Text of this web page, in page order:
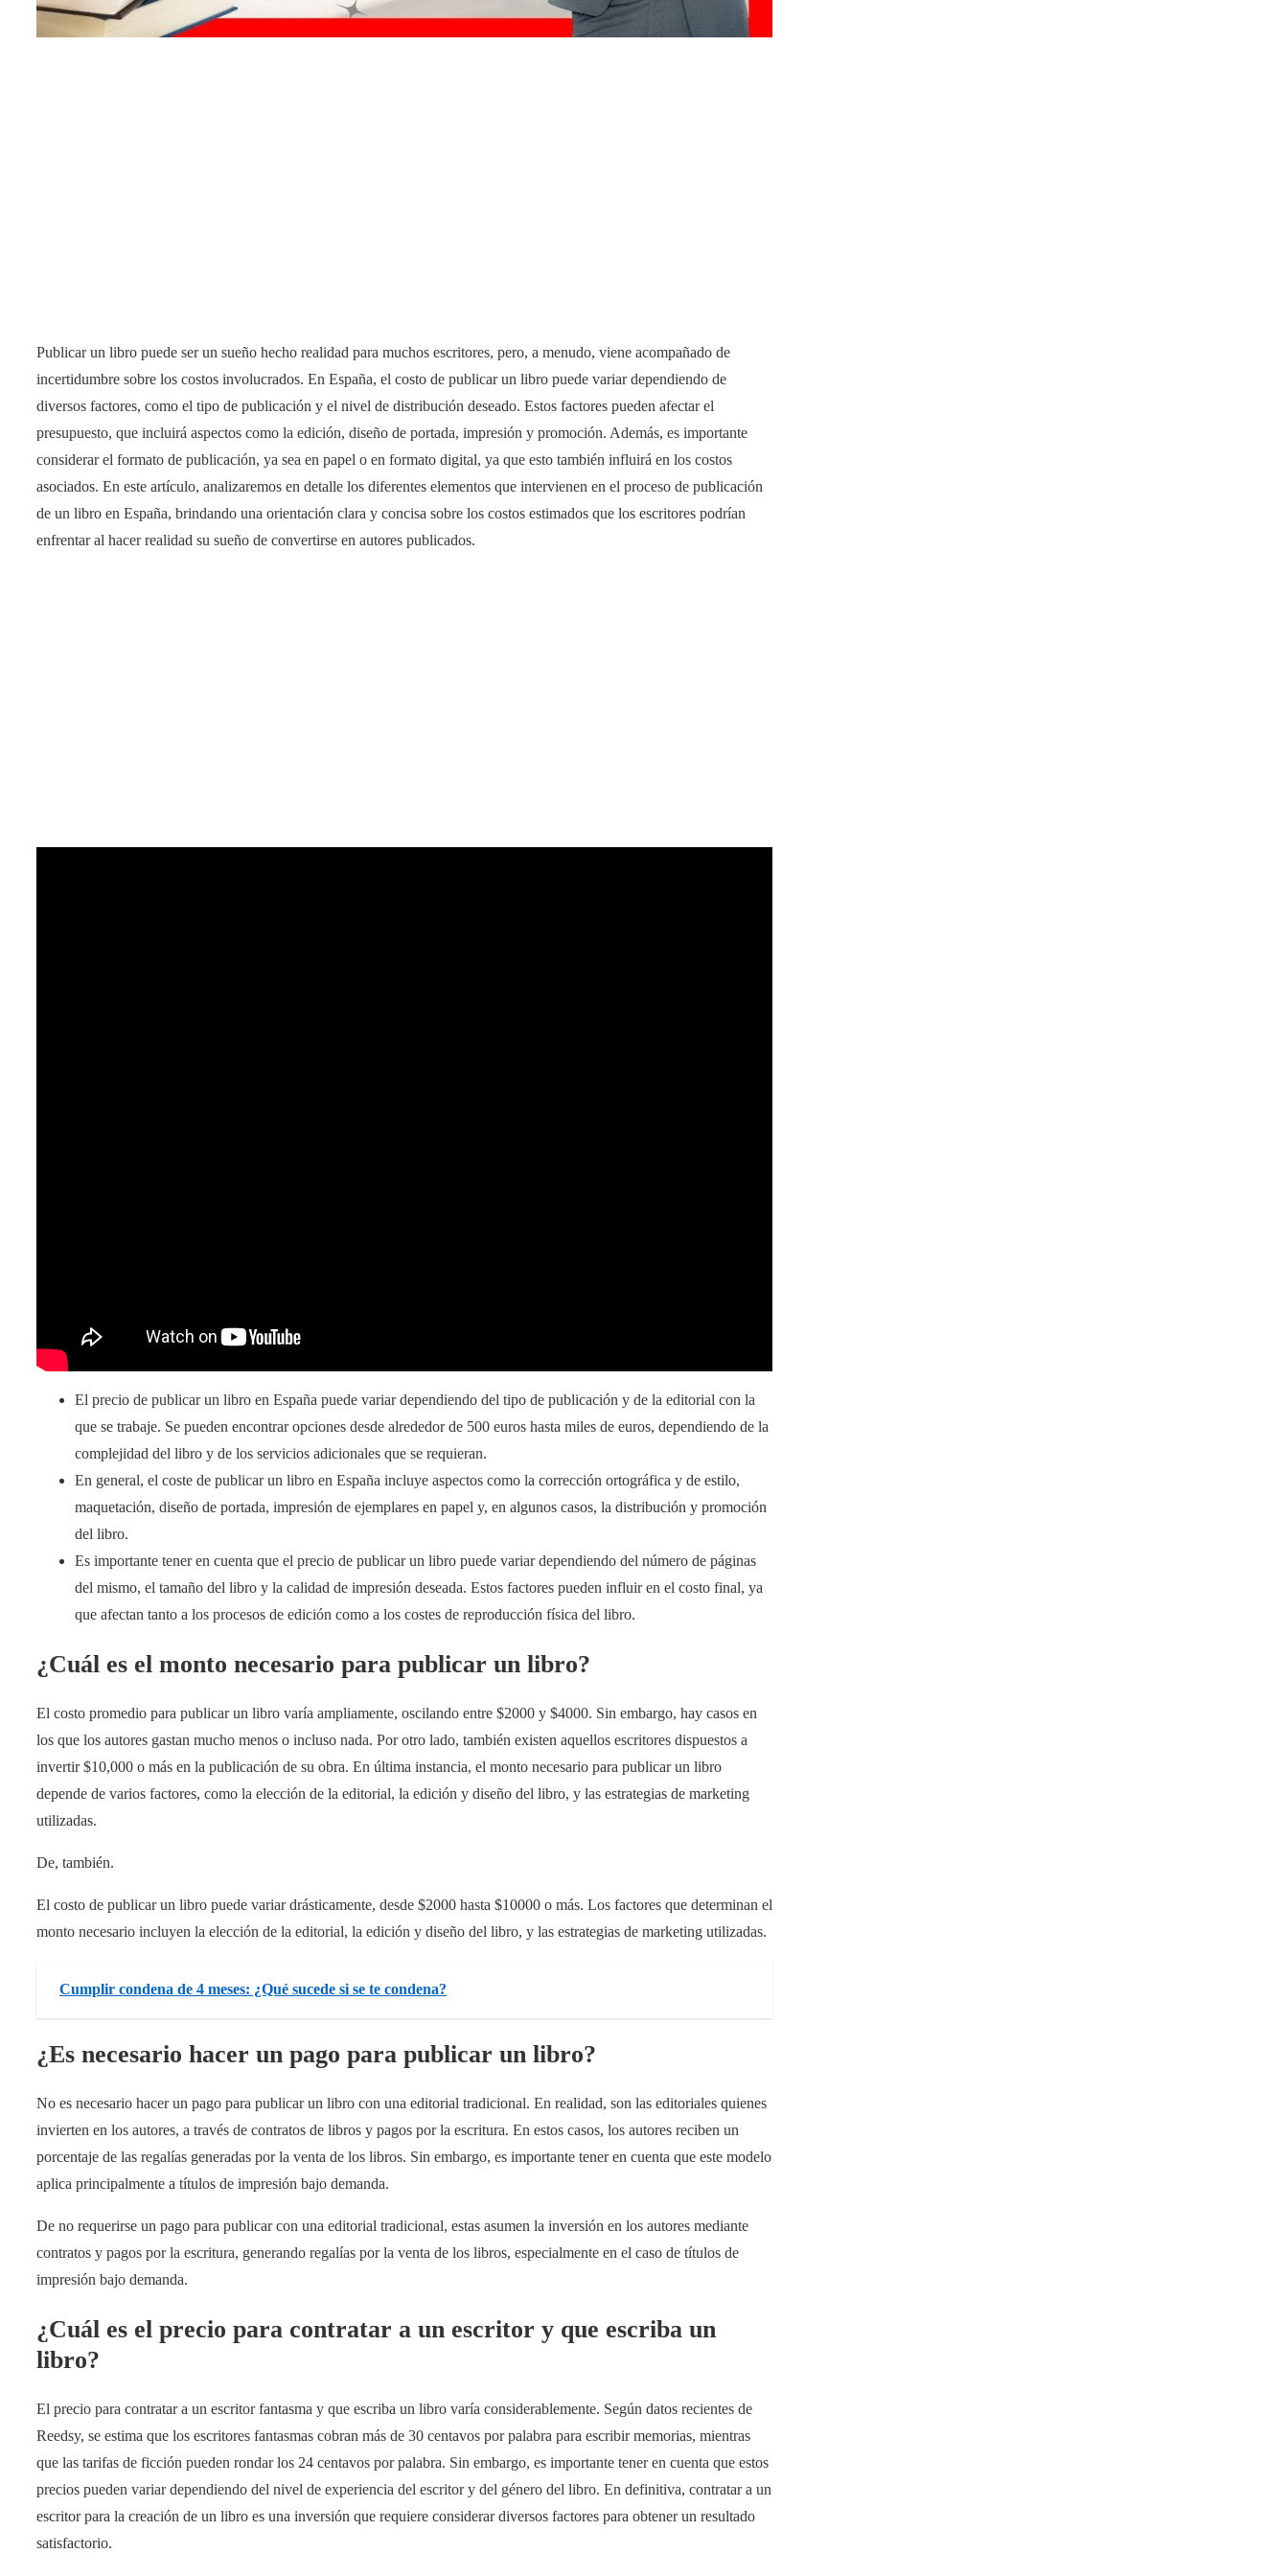
Publicar un libro puede ser un sueño hecho realidad para muchos escritores, pero, a menudo, viene acompañado de
incertidumbre sobre los costos involucrados. En España, el costo de publicar un libro puede variar dependiendo de
diversos factores, como el tipo de publicación y el nivel de distribución deseado. Estos factores pueden afectar el
presupuesto, que incluirá aspectos como la edición, diseño de portada, impresión y promoción. Además, es importante
considerar el formato de publicación, ya sea en papel o en formato digital, ya que esto también influirá en los costos
asociados. En este artículo, analizaremos en detalle los diferentes elementos que intervienen en el proceso de publicación
de un libro en España, brindando una orientación clara y concisa sobre los costos estimados que los escritores podrían
enfrentar al hacer realidad su sueño de convertirse en autores publicados.
El precio de publicar un libro en España puede variar dependiendo del tipo de publicación y de la editorial con la
que se trabaje. Se pueden encontrar opciones desde alrededor de 500 euros hasta miles de euros, dependiendo de la
complejidad del libro y de los servicios adicionales que se requieran.
En general, el coste de publicar un libro en España incluye aspectos como la corrección ortográfica y de estilo,
maquetación, diseño de portada, impresión de ejemplares en papel y, en algunos casos, la distribución y promoción
del libro.
Es importante tener en cuenta que el precio de publicar un libro puede variar dependiendo del número de páginas
del mismo, el tamaño del libro y la calidad de impresión deseada. Estos factores pueden influir en el costo final, ya
que afectan tanto a los procesos de edición como a los costes de reproducción física del libro.
¿Cuál es el monto necesario para publicar un libro?
El costo promedio para publicar un libro varía ampliamente, oscilando entre $2000 y $4000. Sin embargo, hay casos en
los que los autores gastan mucho menos o incluso nada. Por otro lado, también existen aquellos escritores dispuestos a
invertir $10,000 o más en la publicación de su obra. En última instancia, el monto necesario para publicar un libro
depende de varios factores, como la elección de la editorial, la edición y diseño del libro, y las estrategias de marketing
utilizadas.
De, también.
El costo de publicar un libro puede variar drásticamente, desde $2000 hasta $10000 o más. Los factores que determinan el
monto necesario incluyen la elección de la editorial, la edición y diseño del libro, y las estrategias de marketing utilizadas.
Cumplir condena de 4 meses: ¿Qué sucede si se te condena?
¿Es necesario hacer un pago para publicar un libro?
No es necesario hacer un pago para publicar un libro con una editorial tradicional. En realidad, son las editoriales quienes
invierten en los autores, a través de contratos de libros y pagos por la escritura. En estos casos, los autores reciben un
porcentaje de las regalías generadas por la venta de los libros. Sin embargo, es importante tener en cuenta que este modelo
aplica principalmente a títulos de impresión bajo demanda.
De no requerirse un pago para publicar con una editorial tradicional, estas asumen la inversión en los autores mediante
contratos y pagos por la escritura, generando regalías por la venta de los libros, especialmente en el caso de títulos de
impresión bajo demanda.
¿Cuál es el precio para contratar a un escritor y que escriba un
libro?
El precio para contratar a un escritor fantasma y que escriba un libro varía considerablemente. Según datos recientes de
Reedsy, se estima que los escritores fantasmas cobran más de 30 centavos por palabra para escribir memorias, mientras
que las tarifas de ficción pueden rondar los 24 centavos por palabra. Sin embargo, es importante tener en cuenta que estos
precios pueden variar dependiendo del nivel de experiencia del escritor y del género del libro. En definitiva, contratar a un
escritor para la creación de un libro es una inversión que requiere considerar diversos factores para obtener un resultado
satisfactorio.